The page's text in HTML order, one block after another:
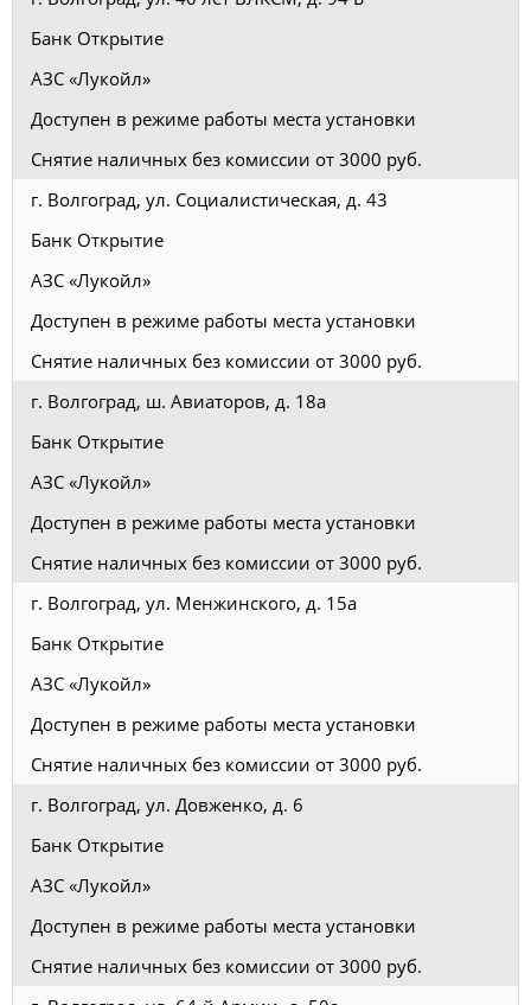
Банк Открытие
АЗС «Лукойл»
Доступен в режиме работы места установки
Снятие наличных без комиссии от 3000 руб.
г. Волгоград, ул. Социалистическая, д. 43
Банк Открытие
АЗС «Лукойл»
Доступен в режиме работы места установки
Снятие наличных без комиссии от 3000 руб.
г. Волгоград, ш. Авиаторов, д. 18а
Банк Открытие
АЗС «Лукойл»
Доступен в режиме работы места установки
Снятие наличных без комиссии от 3000 руб.
г. Волгоград, ул. Менжинского, д. 15а
Банк Открытие
АЗС «Лукойл»
Доступен в режиме работы места установки
Снятие наличных без комиссии от 3000 руб.
г. Волгоград, ул. Довженко, д. 6
Банк Открытие
АЗС «Лукойл»
Доступен в режиме работы места установки
Снятие наличных без комиссии от 3000 руб.